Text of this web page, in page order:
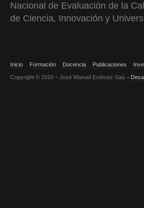
Nacional de Evaluación de la
de Ciencia, Innovación y
Inicio Formación Docencia Publicaciones
Copyright © 2010 − José Manuel Estévez-Saá ¬